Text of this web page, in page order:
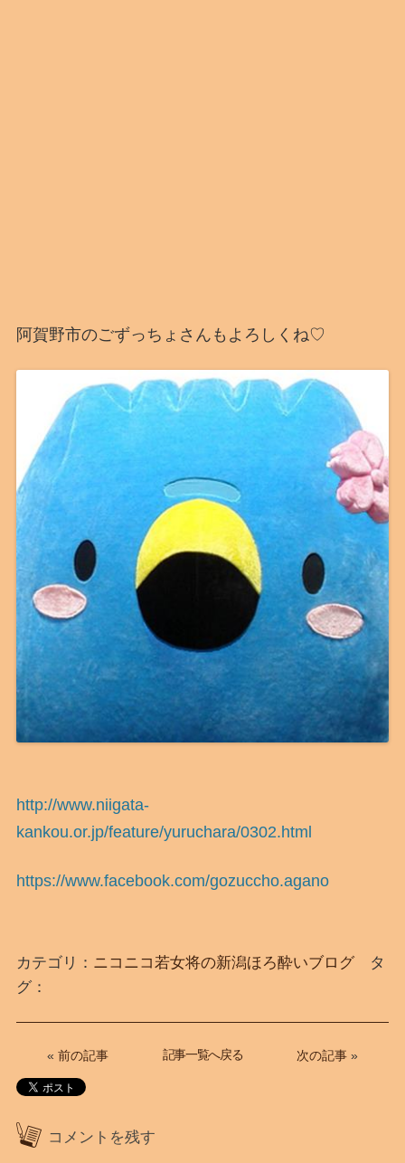
阿賀野市のごずっちょさんもよろしくね♡
http://www.niigata-
kankou.or.jp/feature/yuruchara/0302.html
https://www.facebook.com/gozuccho.agano
カテゴリ： ニコニコ若女将の新潟ほろ酔いブログタ
グ：
« 前の記事 次の記事 »
記事一覧へ戻る
コメントを残す